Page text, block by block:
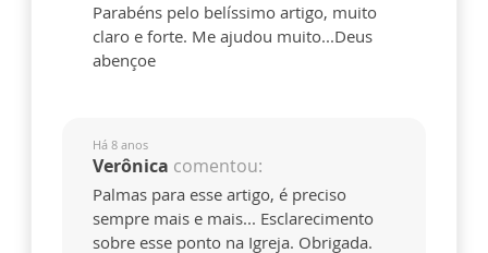
Parabéns pelo belíssimo artigo, muito
claro e forte. Me ajudou muito...Deus
abençoe
Há 8 anos
Verônica comentou:
Palmas para esse artigo, é preciso
sempre mais e mais... Esclarecimento
sobre esse ponto na Igreja. Obrigada.